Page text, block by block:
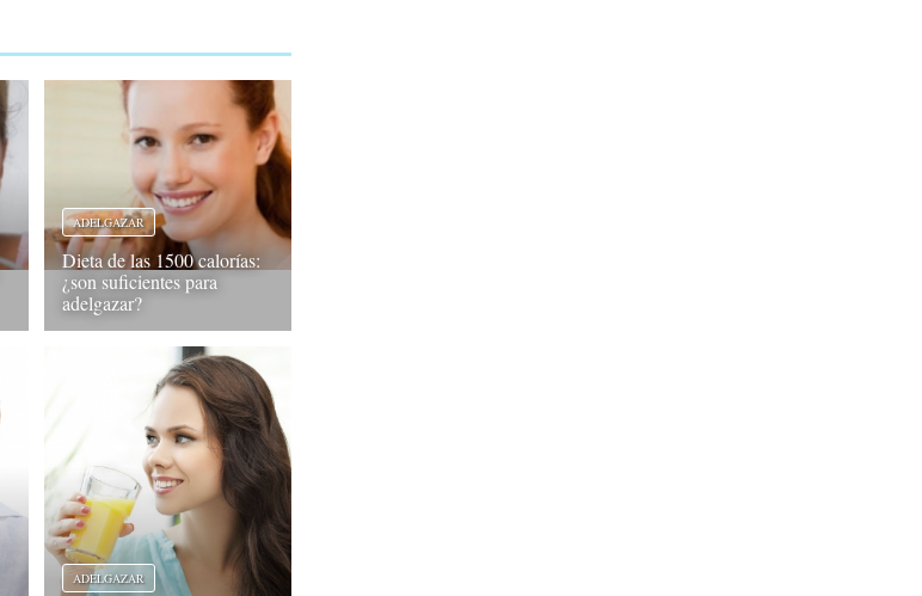
ADELGAZAR
Dieta de las 1500 calorías:
¿son suficientes para
adelgazar?
ADELGAZAR